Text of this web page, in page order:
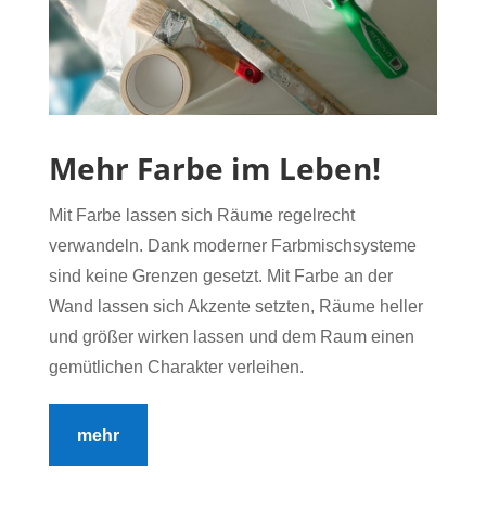
Mehr Farbe im Leben!
Mit Farbe lassen sich Räume regelrecht
verwandeln. Dank moderner Farbmischsysteme
sind keine Grenzen gesetzt. Mit Farbe an der
Wand lassen sich Akzente setzten, Räume heller
und größer wirken lassen und dem Raum einen
gemütlichen Charakter verleihen.
mehr